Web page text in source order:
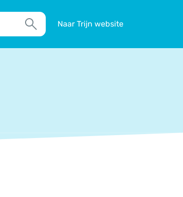
Zoek
Naar Trijn website